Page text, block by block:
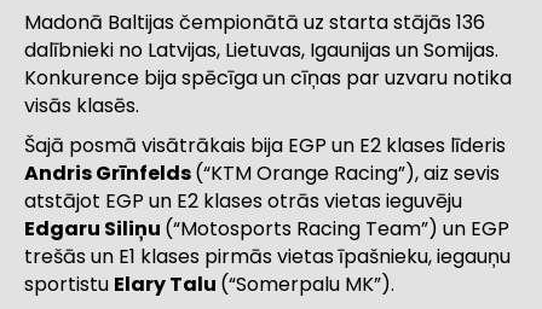
Madonā Baltijas čempionātā uz starta stājās 136
dalībnieki no Latvijas, Lietuvas, Igaunijas un Somijas.
Konkurence bija spēcīga un cīņas par uzvaru notika
visās klasēs.
Šajā posmā visātrākais bija EGP un E2 klases līderis
Andris Grīnfelds(“KTM Orange Racing”), aiz sevis
atstājot EGP un E2 klases otrās vietas ieguvēju
Edgaru Siliņu (“Motosports Racing Team”) un EGP
trešās un E1 klases pirmās vietas īpašnieku, iegauņu
sportistu Elary Talu (“Somerpalu MK”).